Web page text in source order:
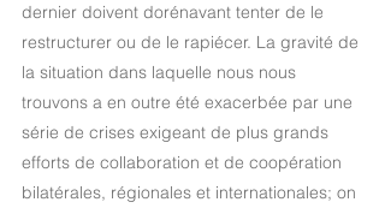
dernier doivent dorénavant tenter de le
restructurer ou de le rapiécer. La gravité de
la situation dans laquelle nous nous
trouvons a en outre été exacerbée par une
série de crises exigeant de plus grands
efforts de collaboration et de coopération
bilatérales, régionales et internationales; on